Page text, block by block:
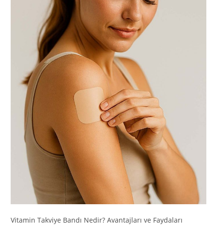
Vitamin Takviye Bandı Nedir? Avantajları ve Faydaları